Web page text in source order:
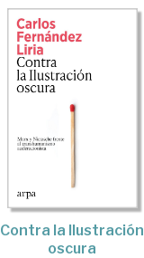
Contra la Ilustración
oscura